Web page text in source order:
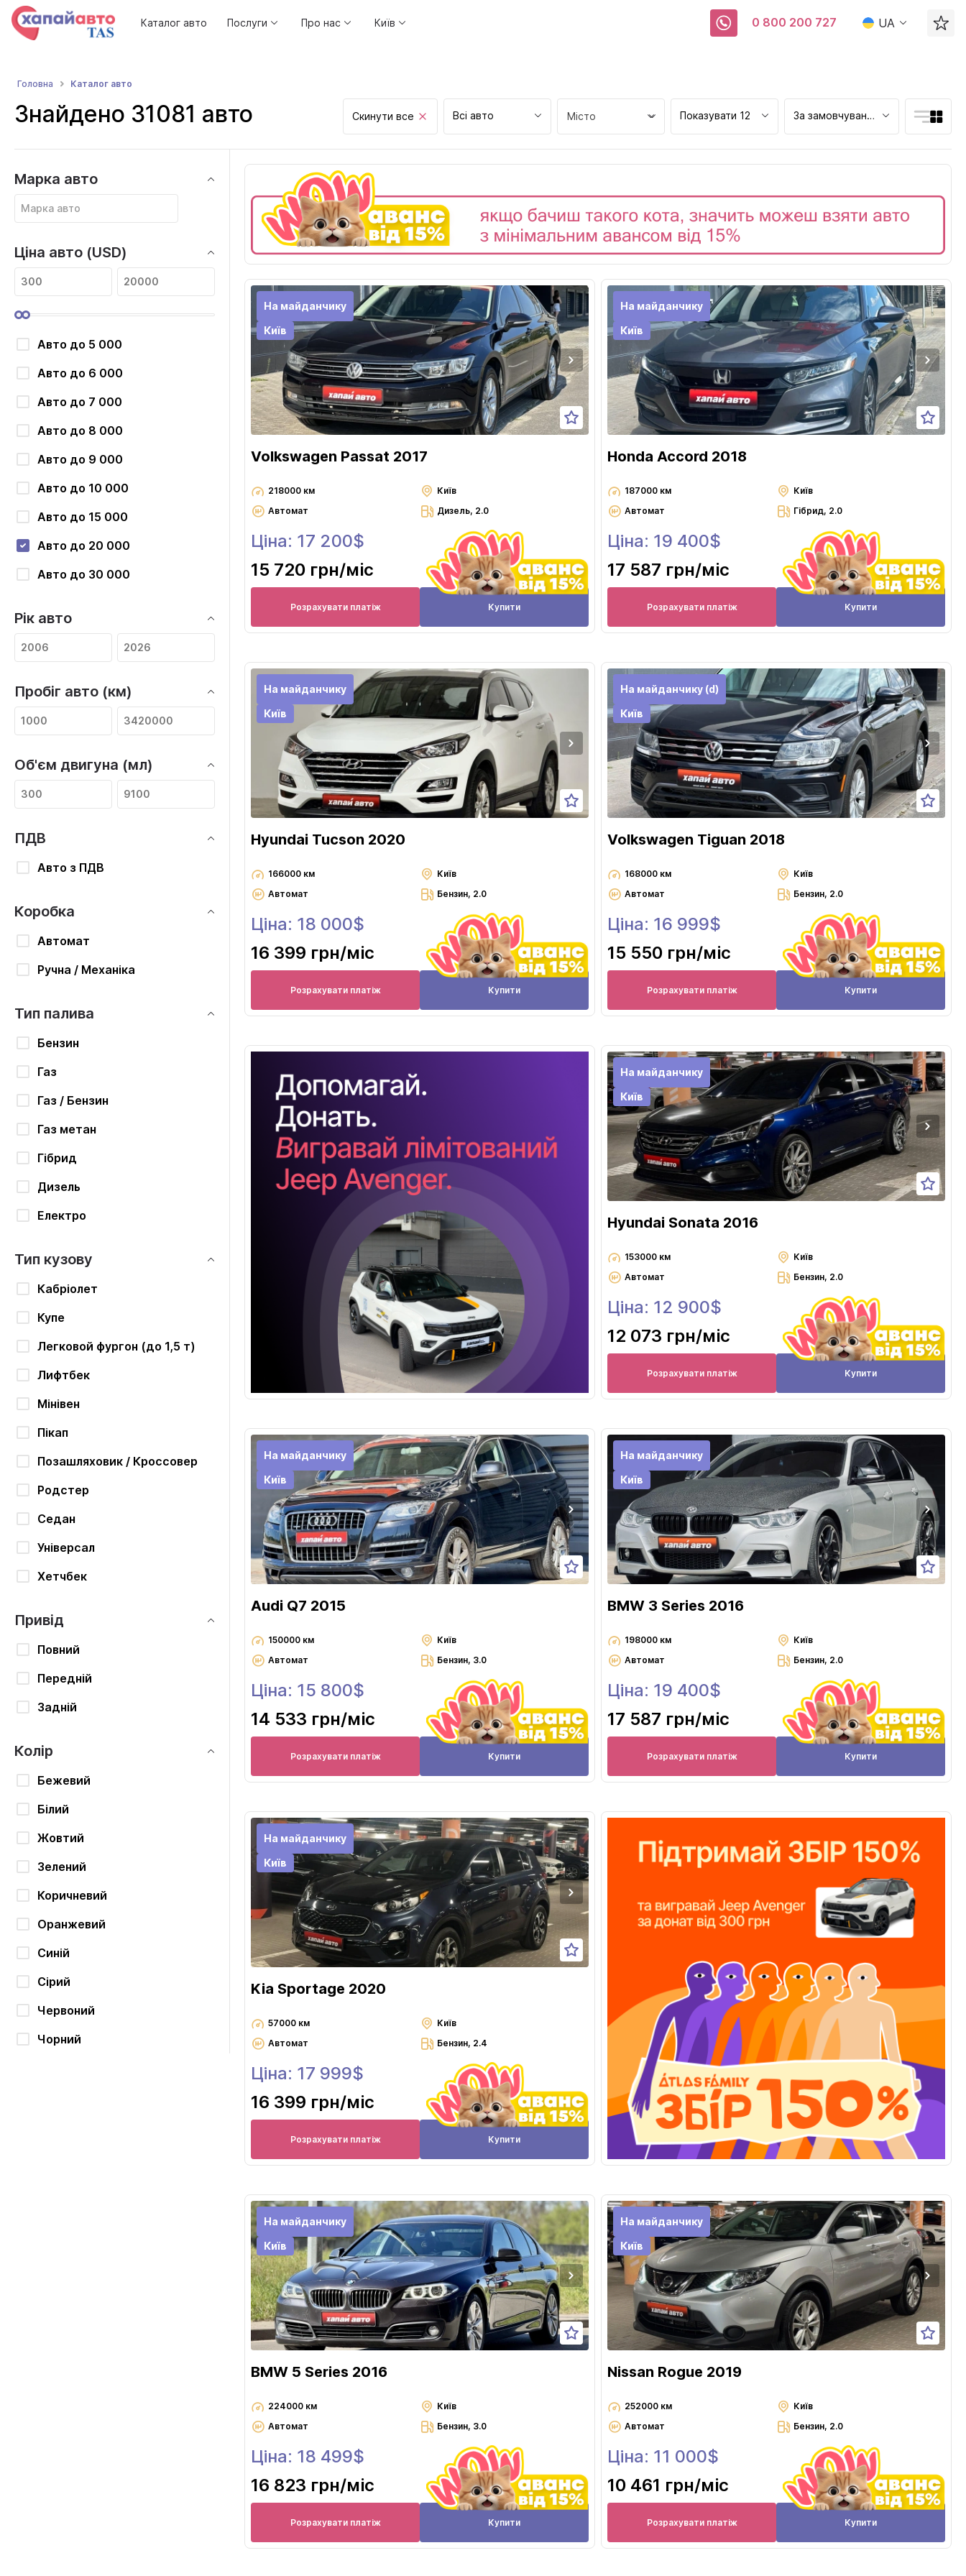
Каталог авто Послуги Про нас Київ 0 800 200 727 UA
Головна Каталог авто
Знайдено 31081 авто Скинути все Всі авто Місто
Дніпро
Запоріжжя
Івано-Франківськ
Кривий ріг
Кропивницький
Луцьк
Львів
Миколаїв
Одеса
Полтава
Тернопіль
Херсон
Хмельницький
Чернівці
Показувати 12 За замовчуванням
Марка авто
Ціна авто (USD)
Авто до 5 000
Авто до 6 000
Авто до 7 000
Авто до 8 000
Авто до 9 000
Авто до 10 000
Авто до 15 000
Авто до 20 000
Авто до 30 000
Рік авто
Пробіг авто (км)
Об'єм двигуна (мл)
ПДВ
Авто з ПДВ
Коробка
Автомат
Ручна / Механіка
Тип палива
Бензин
Газ
Газ / Бензин
Газ метан
Гібрид
Дизель
Електро
Тип кузову
Кабріолет
Купе
Легковой фургон (до 1,5 т)
Лифтбек
Мінівен
Пікап
Позашляховик / Кроссовер
Родстер
Седан
Універсал
Хетчбек
Привід
Повний
Передній
Задній
Колір
Бежевий
Білий
Жовтий
Зелений
Коричневий
Оранжевий
Синій
Сірий
Червоний
Чорний
На майданчику
Київ
Volkswagen Passat 2017
218000 км
Київ
Автомат
Дизель, 2.0
Ціна: 17 200$
15 720 грн/міс
Розрахувати платіж Купити
На майданчику
Київ
Honda Accord 2018
187000 км
Київ
Автомат
Гібрид, 2.0
Ціна: 19 400$
17 587 грн/міс
Розрахувати платіж Купити
На майданчику
Київ
Hyundai Tucson 2020
166000 км
Київ
Автомат
Бензин, 2.0
Ціна: 18 000$
16 399 грн/міс
Розрахувати платіж Купити
На майданчику (d)
Київ
Volkswagen Tiguan 2018
168000 км
Київ
Автомат
Бензин, 2.0
Ціна: 16 999$
15 550 грн/міс
Розрахувати платіж Купити
На майданчику
Київ
Hyundai Sonata 2016
153000 км
Київ
Автомат
Бензин, 2.0
Ціна: 12 900$
12 073 грн/міс
Розрахувати платіж Купити
На майданчику
Київ
Audi Q7 2015
150000 км
Київ
Автомат
Бензин, 3.0
Ціна: 15 800$
14 533 грн/міс
Розрахувати платіж Купити
На майданчику
Київ
BMW 3 Series 2016
198000 км
Київ
Автомат
Бензин, 2.0
Ціна: 19 400$
17 587 грн/міс
Розрахувати платіж Купити
На майданчику
Київ
Kia Sportage 2020
57000 км
Київ
Автомат
Бензин, 2.4
Ціна: 17 999$
16 399 грн/міс
Розрахувати платіж Купити
На майданчику
Київ
BMW 5 Series 2016
224000 км
Київ
Автомат
Бензин, 3.0
Ціна: 18 499$
16 823 грн/міс
Розрахувати платіж Купити
На майданчику
Київ
Nissan Rogue 2019
252000 км
Київ
Автомат
Бензин, 2.0
Ціна: 11 000$
10 461 грн/міс
Розрахувати платіж Купити